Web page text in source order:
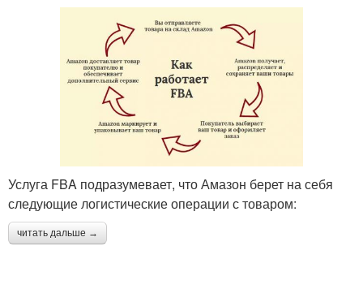
Услуга FBA подразумевает, что Амазон берет на себя
следующие логистические операции с товаром:
читать дальше →